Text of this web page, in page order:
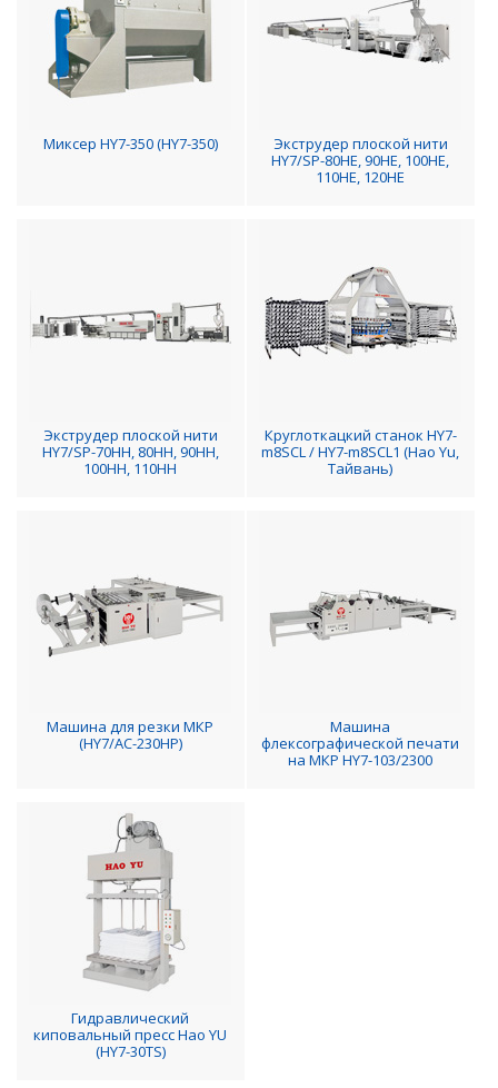
Миксер HY7-350 (HY7-350)
Экструдер плоской нити
HY7/SP-80HE, 90HE, 100HE,
110HE, 120HE
Экструдер плоской нити
HY7/SP-70HH, 80HH, 90HH,
100HH, 110HH
Круглоткацкий станок HY7-
m8SCL / HY7-m8SCL1 (Hao Yu,
Тайвань)
Машина для резки МКР
(HY7/AC-230HP)
Машина
флексографической печати
на МКР HY7-103/2300
Гидравлический
киповальный пресс Hao YU
(HY7-30TS)